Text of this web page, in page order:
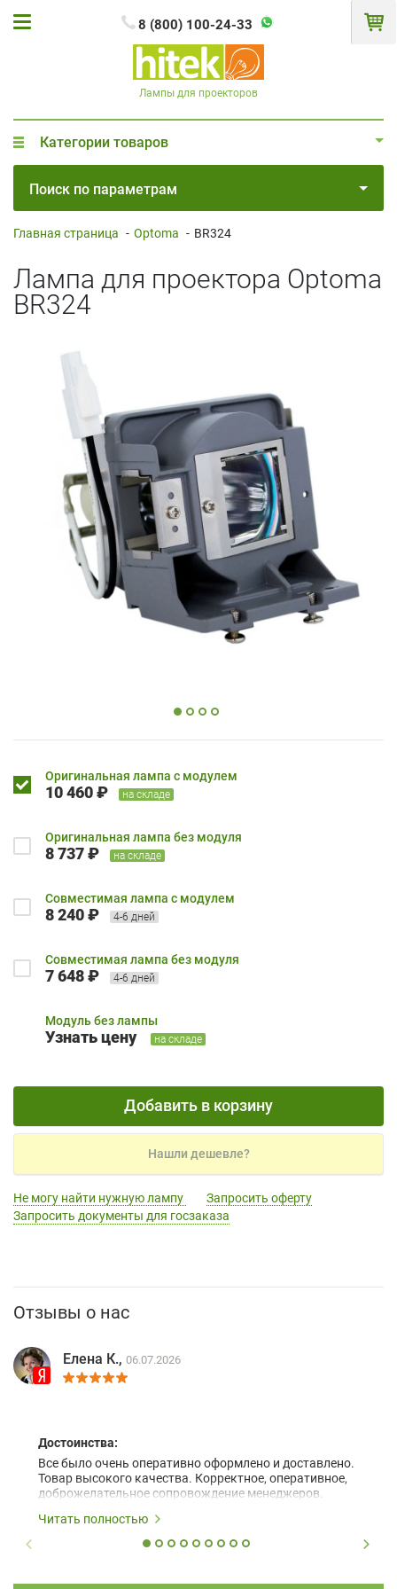
8 (800) 100-24-33
Лампы для проекторов
Категории товаров
Поиск по параметрам
Главная страница - Optoma - BR324
Лампа для проектора Optoma
BR324
Оригинальная лампа с модулем
10 460 ₽ на складе
Оригинальная лампа без модуля
8 737 ₽ на складе
Совместимая лампа с модулем
8 240 ₽ 4-6 дней
Совместимая лампа без модуля
7 648 ₽ 4-6 дней
Модуль без лампы
Узнать цену на складе
Добавить в корзину
Нашли дешевле?
Не могу найти нужную лампу
Запросить оферту
Запросить документы для госзаказа
Отзывы о нас
Елена К., 06.07.2026
Достоинства:
Все было очень оперативно оформлено и доставлено.
Товар высокого качества. Корректное, оперативное,
доброжелательное сопровождение менеджеров.
Читать полностью